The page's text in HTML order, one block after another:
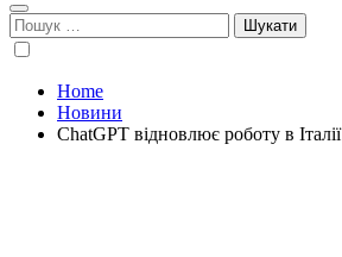
Пошук:
Home
Новини
ChatGPT відновлює роботу в Італії